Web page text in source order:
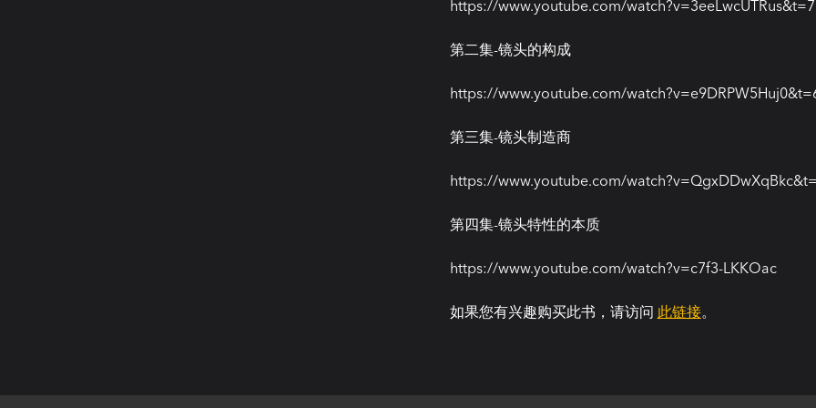
https://www.youtube.com/
第二集-镜头的构成
https://www.youtube.com/
第三集-镜头制造商
https://www.youtube.com/
第四集-镜头特性的本质
https://www.youtube.com/watch?v=c7f3-LKKOac
如果您有兴趣购买此书，请访问 此链接。